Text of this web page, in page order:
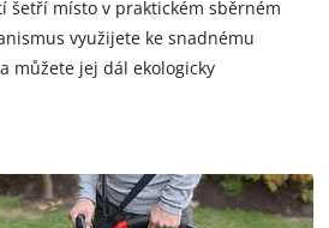
šetří místo v praktickém sběrném
využijete ke snadnému
můžete jej dál ekologicky